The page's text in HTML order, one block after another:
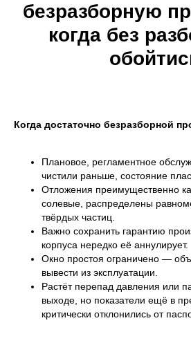
безразборную
когда без
Когда достаточно безразборной
Плановое, регламентное
чистили раньше, состояние
Отложения преимущественно
солевые, распределены
твёрдых частиц.
Важно сохранить гарантию
корпуса нередко её аннулирует.
Окно простоя ограничено —
вывести из эксплуатации.
Растёт перепад давления или
выходе, но показатели ещё в
критически отклонились от